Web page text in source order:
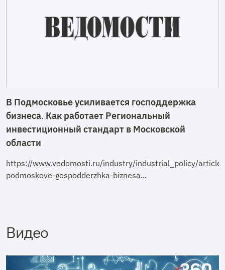
В Подмосковье усиливается господдержка
бизнеса. Как работает Региональный
инвестиционный стандарт в Московской
области
https://www.vedomosti.ru/industry/industrial_policy/
podmoskove-gospodderzhka-biznesa...
Видео